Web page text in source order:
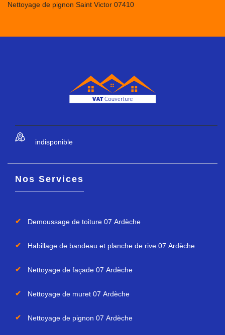
Nettoyage de pignon Saint Victor 07410
indisponible
Nos Services
Demoussage de toiture 07 Ardèche
Habillage de bandeau et planche de rive 07 Ardèche
Nettoyage de façade 07 Ardèche
Nettoyage de muret 07 Ardèche
Nettoyage de pignon 07 Ardèche